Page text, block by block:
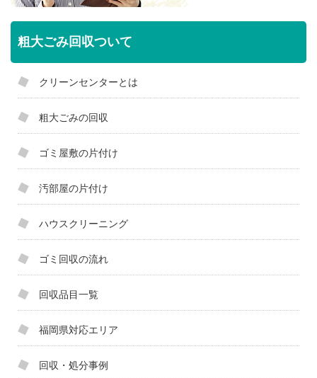
粗大ごみ回収ついて
クリーンセンターとは
粗大ごみの回収
ゴミ屋敷の片付け
汚部屋の片付け
ハウスクリーニング
ゴミ回収の流れ
回収品目一覧
福岡県対応エリア
回収・処分事例